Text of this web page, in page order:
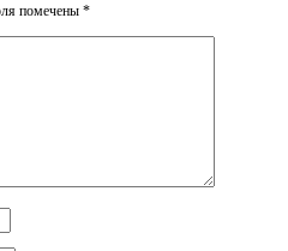
помечены *